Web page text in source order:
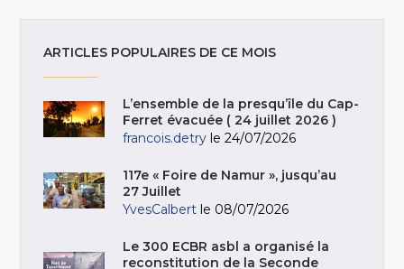
ARTICLES POPULAIRES DE CE MOIS
L’ensemble de la presqu’île du Cap-
Ferret évacuée ( 24 juillet 2026 )
francois.detry le 24/07/2026
117e « Foire de Namur », jusqu’au
27 Juillet
YvesCalbert le 08/07/2026
Le 300 ECBR asbl a organisé la
reconstitution de la Seconde